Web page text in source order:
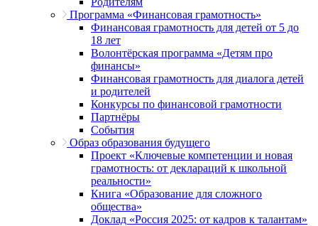
Программа «Финансовая грамотность»
Финансовая грамотность для детей от 5 до
18 лет
Волонтёрская программа «Детям про
финансы»
Финансовая грамотность для диалога детей
и родителей
Конкурсы по финансовой грамотности
Партнёры
События
Образ образования будущего
Проект «Ключевые компетенции и новая
грамотность: от деклараций к школьной
реальности»
Книга «Образование для сложного
общества»
Доклад «Россия 2025: от кадров к талантам»